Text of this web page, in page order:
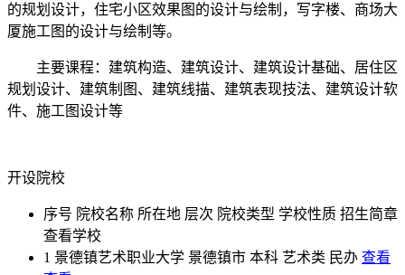
的规划设计，住宅小区效果图的设计与绘制，写字楼、商场大
厦施工图的设计与绘制等。
主要课程：建筑构造、建筑设计、建筑设计基础、居住区
规划设计、建筑制图、建筑线描、建筑表现技法、建筑设计软
件、施工图设计等
开设院校
序号 院校名称 所在地 层次 院校类型 学校性质 招生简章
查看学校
1 景德镇艺术职业大学 景德镇市 本科 艺术类 民办 查看